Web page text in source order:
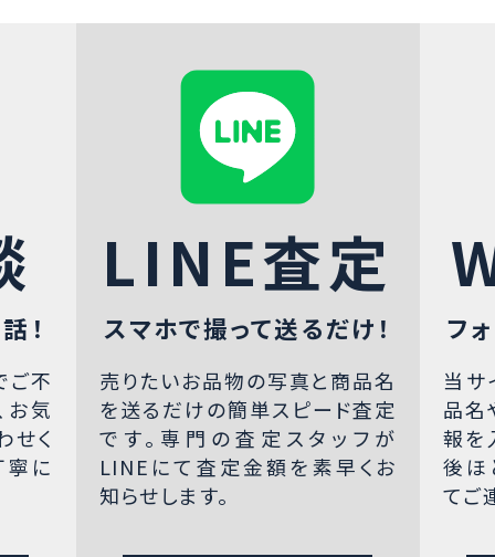
！
ご不
お気
せく
寧に
LINE査定
スマホで撮って送るだけ！
売りたいお品物の写真と商品名
を送るだけの簡単スピード査定
です。専門の査定スタッフが
LINEにて査定金額を素早くお
知らせします。
フ
当サ
品名
報を
後ほ
てご